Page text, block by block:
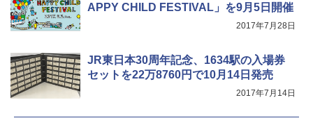
APPY CHILD FESTIVAL」を9月5日開催
2017年7月28日
JR東日本30周年記念、1634駅の入場券
セットを22万8760円で10月14日発売
2017年7月14日